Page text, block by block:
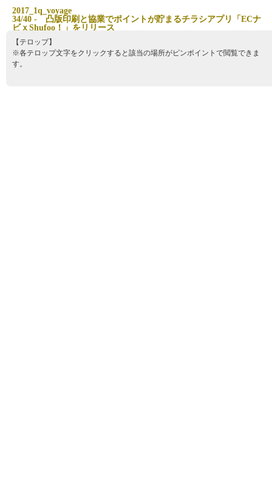
2017 1q voyage
34/40 - 凸版印刷 と協業でポイン トが貯ま るチラシアプリ 「ECナ
ビｘShufoo ！ 」 をリ リ ース
【テロップ】
※各テロップ文字をクリックすると該当の場所がピンポイントで閲覧できま
す。